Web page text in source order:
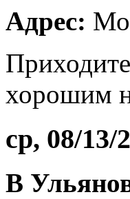
Адрес:
хорошим
ср, 08/13/
В